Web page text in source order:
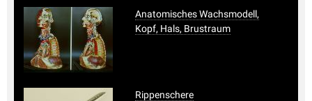
Anatomisches Wachsmodell,
Kopf, Hals, Brustraum
Rippenschere